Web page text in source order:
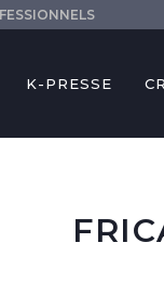
K-PRESSE